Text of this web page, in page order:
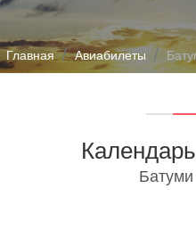
Главная Авиабилеты